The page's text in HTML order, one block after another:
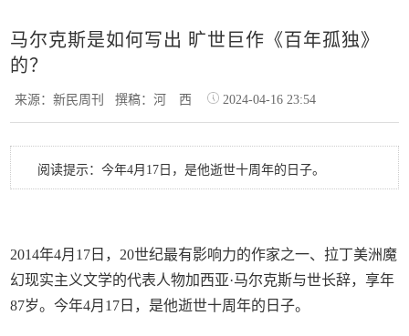
马尔克斯是如何写出 旷世巨作《百年孤独》
的？
来源：新民周刊撰稿：河 西 2024-04-16 23:54
阅读提示：今年4月17日，是他逝世十周年的日子。
2014年4月17日，20世纪最有影响力的作家之一、拉丁美洲魔
幻现实主义文学的代表人物加西亚·马尔克斯与世长辞，享年
87岁。今年4月17日，是他逝世十周年的日子。